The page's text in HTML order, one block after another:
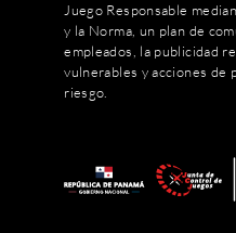
Juego Responsable
y la Norma, un plan de
empleados, la publicidad
vulnerables y acciones de
riesgo.